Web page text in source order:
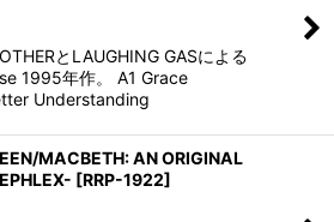
とLAUGHING GASによる
1995年作。 A1 Grace
Understanding
MACBETH: AN ORIGINAL
[RRP-1922]